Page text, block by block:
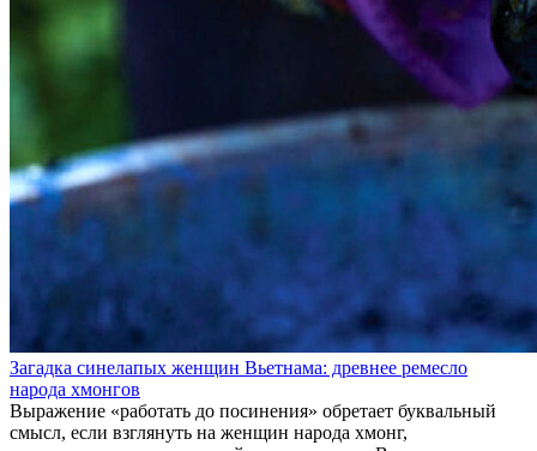
Загадка синелапых женщин Вьетнама: древнее ремесло
народа хмонгов
Выражение «работать до посинения» обретает буквальный
смысл, если взглянуть на женщин народа хмонг,